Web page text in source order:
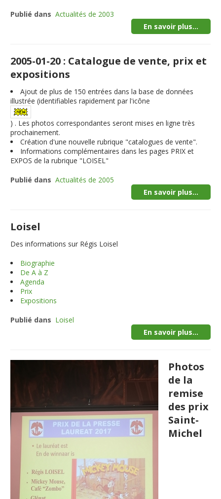
Publié dans Actualités de 2003
En savoir plus...
2005-01-20 : Catalogue de vente, prix et
expositions
Ajout de plus de 150 entrées dans la base de données
illustrée (identifiables rapidement par l'icône
) . Les photos correspondantes seront mises en ligne très
prochainement.
Création d'une nouvelle rubrique "catalogues de vente".
Informations complémentaires dans les pages PRIX et
EXPOS de la rubrique "LOISEL"
Publié dans Actualités de 2005
En savoir plus...
Loisel
Des informations sur Régis Loisel
Biographie
De A à Z
Agenda
Prix
Expositions
Publié dans Loisel
En savoir plus...
Photos
de la
remise
des prix
Saint-
Michel